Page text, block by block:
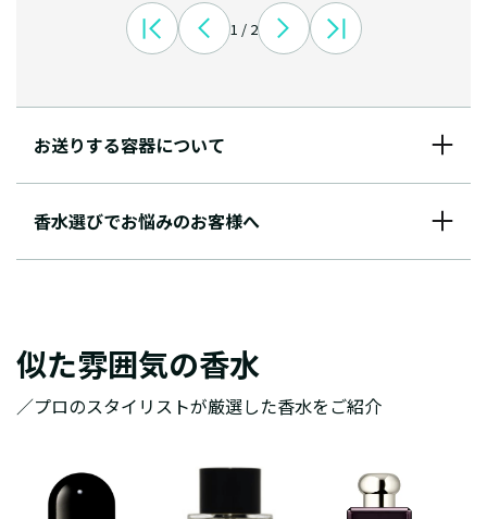
1 / 2
お送りする容器について
香水選びでお悩みのお客様へ
似た雰囲気の香水
／プロのスタイリストが厳選した香水をご紹介